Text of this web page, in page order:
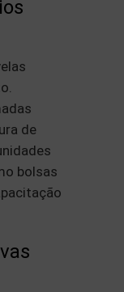
de
bolsas